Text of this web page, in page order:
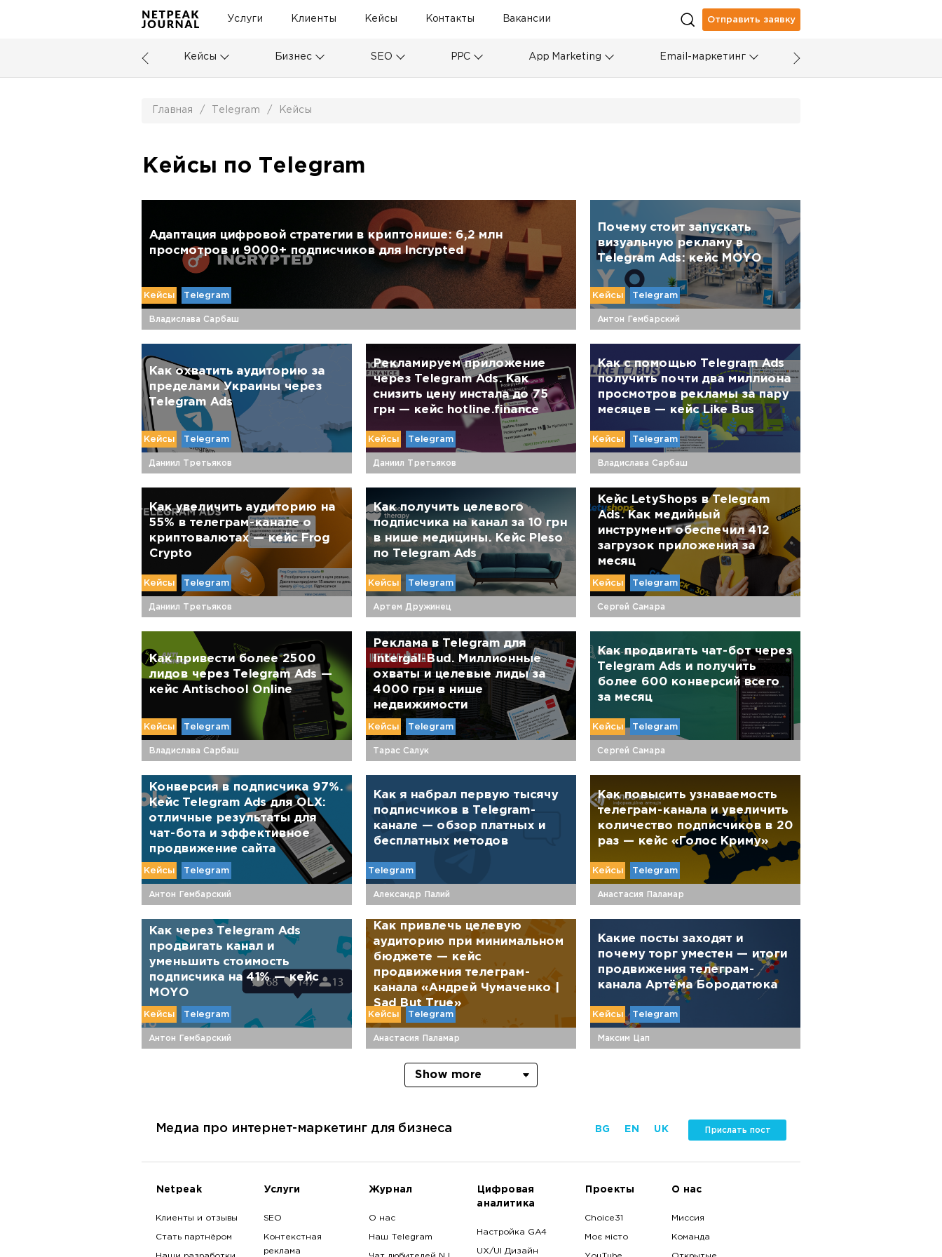
Услуги Клиенты Кейсы Контакты Вакансии Отправить заявку
Кейсы Бизнес SEO PPC App Marketing Email-маркетинг
Главная / Telegram / Кейсы
Кейсы по Telegram
Адаптация цифровой стратегии в криптонише: 6,2 млн
просмотров и 9000+ подписчиков для Incrypted
Кейсы Telegram
Владислава Сарбаш
Почему стоит запускать
визуальную рекламу в
Telegram Ads: кейс MOYO
Кейсы Telegram
Антон Гембарский
Как охватить аудиторию за
пределами Украины через
Telegram Ads
Кейсы Telegram
Даниил Третьяков
Рекламируем приложение
через Telegram Ads. Как
снизить цену инстала до 75
грн — кейс hotline.finance
Кейсы Telegram
Даниил Третьяков
Как с помощью Telegram Ads
получить почти два миллиона
просмотров рекламы за пару
месяцев — кейс Like Bus
Кейсы Telegram
Владислава Сарбаш
Как увеличить аудиторию на
55% в телеграм-канале о
криптовалютах — кейс Frog
Crypto
Кейсы Telegram
Даниил Третьяков
Как получить целевого
подписчика на канал за 10 грн
в нише медицины. Кейс Pleso
по Telegram Ads
Кейсы Telegram
Артем Дружинец
Кейс LetyShops в Telegram
Ads. Как медийный
инструмент обеспечил 412
загрузок приложения за
месяц
Кейсы Telegram
Сергей Самара
Как привести более 2500
лидов через Telegram Ads —
кейс Antischool Online
Кейсы Telegram
Владислава Сарбаш
Реклама в Telegram для
Intergal-Bud. Миллионные
охваты и целевые лиды за
4000 грн в нише
недвижимости
Кейсы Telegram
Тарас Салук
Как продвигать чат-бот через
Telegram Ads и получить
более 600 конверсий всего
за месяц
Кейсы Telegram
Сергей Самара
Конверсия в подписчика 97%.
Кейс Telegram Ads для OLX:
отличные результаты для
чат-бота и эффективное
продвижение сайта
Кейсы Telegram
Антон Гембарский
Как я набрал первую тысячу
подписчиков в Telegram-
канале — обзор платных и
бесплатных методов
Telegram
Александр Палий
Как повысить узнаваемость
телеграм-канала и увеличить
количество подписчиков в 20
раз — кейс «Голос Криму»
Кейсы Telegram
Анастасия Паламар
Как через Telegram Ads
продвигать канал и
уменьшить стоимость
подписчика на 41% — кейс
MOYO
Кейсы Telegram
Антон Гембарский
Как привлечь целевую
аудиторию при минимальном
бюджете — кейс
продвижения телеграм-
канала «Андрей Чумаченко |
Sad But True»
Кейсы Telegram
Анастасия Паламар
Какие посты заходят и
почему торг уместен — итоги
продвижения телеграм-
канала Артёма Бородатюка
Кейсы Telegram
Максим Цап
Show more
Медиа про интернет-маркетинг для бизнеса BG EN UK Прислать пост
Netpeak
Клиенты и отзывы
Стать партнёром
Услуги
SEO
Контекстная
реклама
Журнал
О нас
Наш Telegram
Цифровая
аналитика
Настройка GA4
UX/UI Дизайн
Проекты
Choice31
Моє місто
О нас
Миссия
Команда